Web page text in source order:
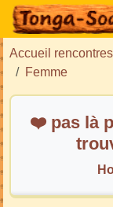
Accueil rencontres
Femme
❤️ pas là